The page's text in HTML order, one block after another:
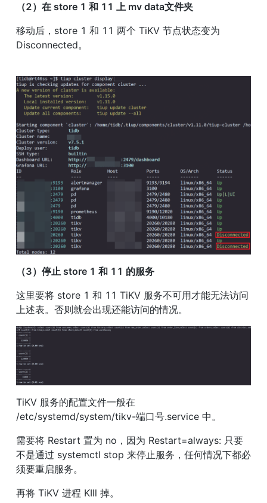
（2）在 store 1 和 11 上 mv data文件夹
移动后，store 1 和 11 两个 TiKV 节点状态变为
Disconnected。
（3）停止 store 1 和 11 的服务
这里要将 store 1 和 11 TiKV 服务不可用才能无法访问
上述表。否则就会出现还能访问的情况。
TiKV 服务的配置文件一般在
/etc/systemd/system/tikv-端口号.service 中。
需要将 Restart 置为 no，因为 Restart=always: 只要
不是通过 systemctl stop 来停止服务，任何情况下都必
须要重启服务。
再将 TiKV 进程 KIll 掉。